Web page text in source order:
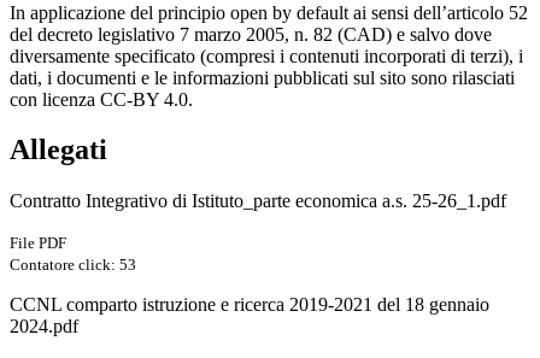
In applicazione del principio open by default ai sensi dell’articolo 52
del decreto legislativo 7 marzo 2005, n. 82 (CAD) e salvo dove
diversamente specificato (compresi i contenuti incorporati di terzi), i
dati, i documenti e le informazioni pubblicati sul sito sono rilasciati
con licenza CC-BY 4.0.
Allegati
Contratto Integrativo di Istituto_parte economica a.s. 25-26_1.pdf
File PDF
Contatore click: 53
CCNL comparto istruzione e ricerca 2019-2021 del 18 gennaio
2024.pdf